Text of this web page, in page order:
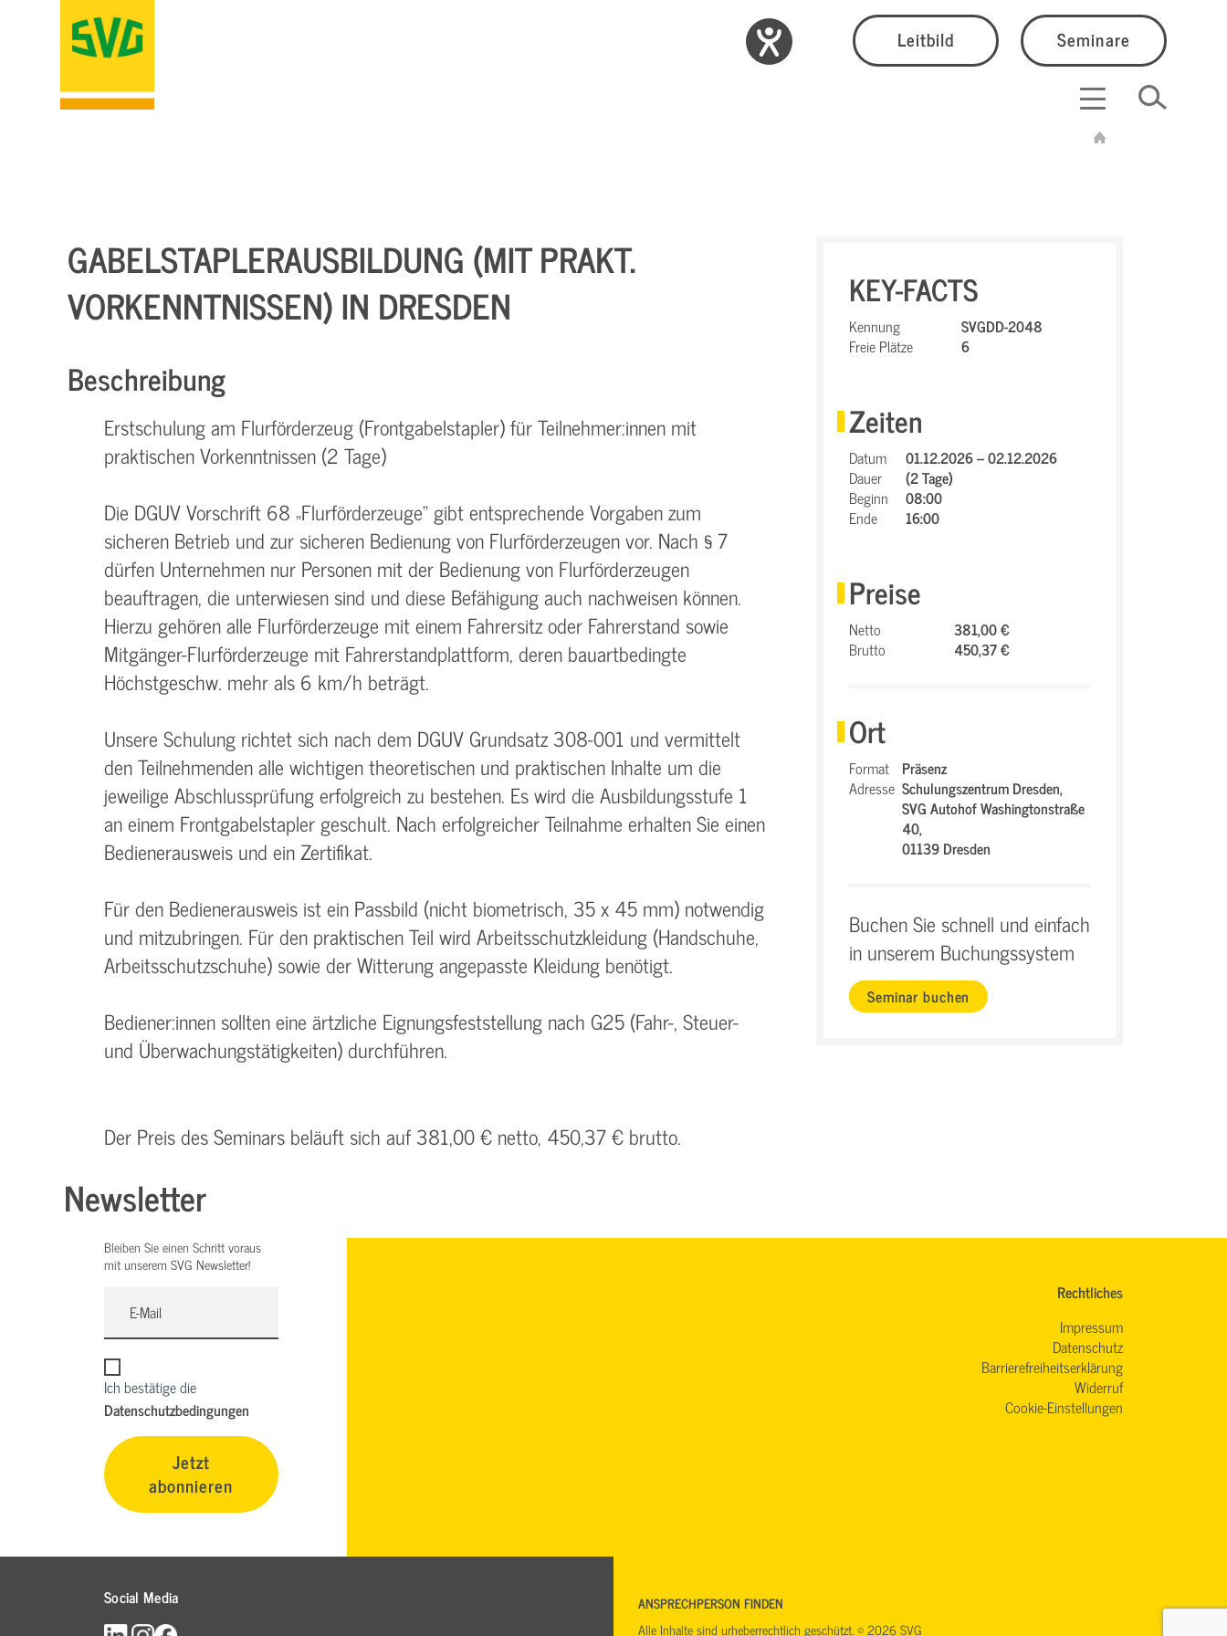
Leitbild Seminare
GABELSTAPLERAUSBILDUNG (MIT PRAKT.
VORKENNTNISSEN) IN DRESDEN
Beschreibung
Erstschulung am Flurförderzeug (Frontgabelstapler) für Teilnehmer:innen mit
praktischen Vorkenntnissen (2 Tage)
Die DGUV Vorschrift 68 „Flurförderzeuge“ gibt entsprechende Vorgaben zum
sicheren Betrieb und zur sicheren Bedienung von Flurförderzeugen vor. Nach § 7
dürfen Unternehmen nur Personen mit der Bedienung von Flurförderzeugen
beauftragen, die unterwiesen sind und diese Befähigung auch nachweisen können.
Hierzu gehören alle Flurförderzeuge mit einem Fahrersitz oder Fahrerstand sowie
Mitgänger-Flurförderzeuge mit Fahrerstandplattform, deren bauartbedingte
Höchstgeschw. mehr als 6 km/h beträgt.
Unsere Schulung richtet sich nach dem DGUV Grundsatz 308-001 und vermittelt
den Teilnehmenden alle wichtigen theoretischen und praktischen Inhalte um die
jeweilige Abschlussprüfung erfolgreich zu bestehen. Es wird die Ausbildungsstufe 1
an einem Frontgabelstapler geschult. Nach erfolgreicher Teilnahme erhalten Sie einen
Bedienerausweis und ein Zertifikat.
Für den Bedienerausweis ist ein Passbild (nicht biometrisch, 35 x 45 mm) notwendig
und mitzubringen. Für den praktischen Teil wird Arbeitsschutzkleidung (Handschuhe,
Arbeitsschutzschuhe) sowie der Witterung angepasste Kleidung benötigt.
Bediener:innen sollten eine ärtzliche Eignungsfeststellung nach G25 (Fahr-, Steuer-
und Überwachungstätigkeiten) durchführen.
Der Preis des Seminars beläuft sich auf 381,00 € netto, 450,37 € brutto.
KEY-FACTS
Kennung
SVGDD-2048
Freie Plätze
6
Zeiten
Datum
01.12.2026 – 02.12.2026
Dauer
(2 Tage)
Beginn
08:00
Ende
16:00
Preise
Netto
381,00 €
Brutto
450,37 €
Ort
Format Präsenz
Adresse Schulungszentrum Dresden,
SVG Autohof Washingtonstraße
40,
01139 Dresden
Buchen Sie schnell und einfach
in unserem Buchungssystem
Seminar buchen
Newsletter
Bleiben Sie einen Schritt voraus
mit unserem SVG Newsletter!
Ich bestätige die
Datenschutzbedingungen
Jetzt
abonnieren
Rechtliches
Impressum
Datenschutz
Barrierefreiheitserklärung
Widerruf
Cookie-Einstellungen
Social Media
ANSPRECHPERSON FINDEN
Alle Inhalte sind urheberrechtlich geschützt. © 2026 SVG